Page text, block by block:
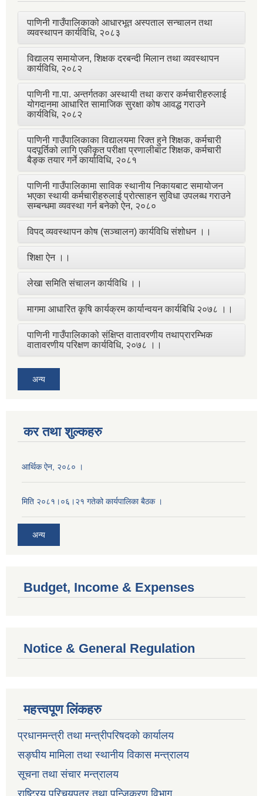
पाणिनी गाउँपालिकाको आधारभूत अस्पताल सन्चालन तथा
व्यवस्थापन कार्यविधि, २०८३
विद्यालय समायोजन, शिक्षक दरबन्दी मिलान तथा व्यवस्थापन
कार्यविधि, २०८२
पाणिनी गा.पा. अन्तर्गतका अस्थायी तथा करार कर्मचारीहरुलाई
योगदानमा आधारित सामाजिक सुरक्षा कोष आवद्ध गराउने
कार्यविधि, २०८२
पाणिनी गाउँपालिकाका विद्यालयमा रिक्त हुने शिक्षक, कर्मचारी
पदपूर्तिको लागि एकीकृत परीक्षा प्रणालीबाट शिक्षक, कर्मचारी
बैङ्क तयार गर्ने कार्याविधि, २०८१
पाणिनी गाउँपालिकामा साविक स्थानीय निकायबाट समायोजन
भएका स्थायी कर्मचारीहरुलाई प्रोत्साहन सुविधा उपलब्ध गराउने
सम्बन्धमा व्यवस्था गर्न बनेको ऐन, २०८०
विपद् व्यवस्थापन कोष (सञ्चालन) कार्यविधि संशोधन ।।
शिक्षा ऐन ।।
लेखा समिति संचालन कार्यविधि ।।
मागमा आधारित कृषि कार्यक्रम कार्यान्वयन कार्यबिधि २०७८ ।।
पाणिनी गाउँपालिकाको संक्षिप्त वातावरणीय तथाप्रारम्भिक
वातावरणीय परिक्षण कार्यविधि, २०७८ ।।
अन्य
कर तथा शुल्कहरु
आर्थिक ऐन, २०८० ।
मिति २०८१।०६।२१ गतेको कार्यपालिका बैठक ।
अन्य
Budget, Income & Expenses
Notice & General Regulation
महत्त्वपूण लिंकहरु
प्रधानमन्त्री तथा मन्त्रीपरिषदको कार्यालय
सङ्घीय मामिला तथा स्थानीय विकास मन्त्रालय
सूचना तथा संचार मन्त्रालय
राष्ट्रिय परिचयपत्र तथा पन्जिकरण विभाग